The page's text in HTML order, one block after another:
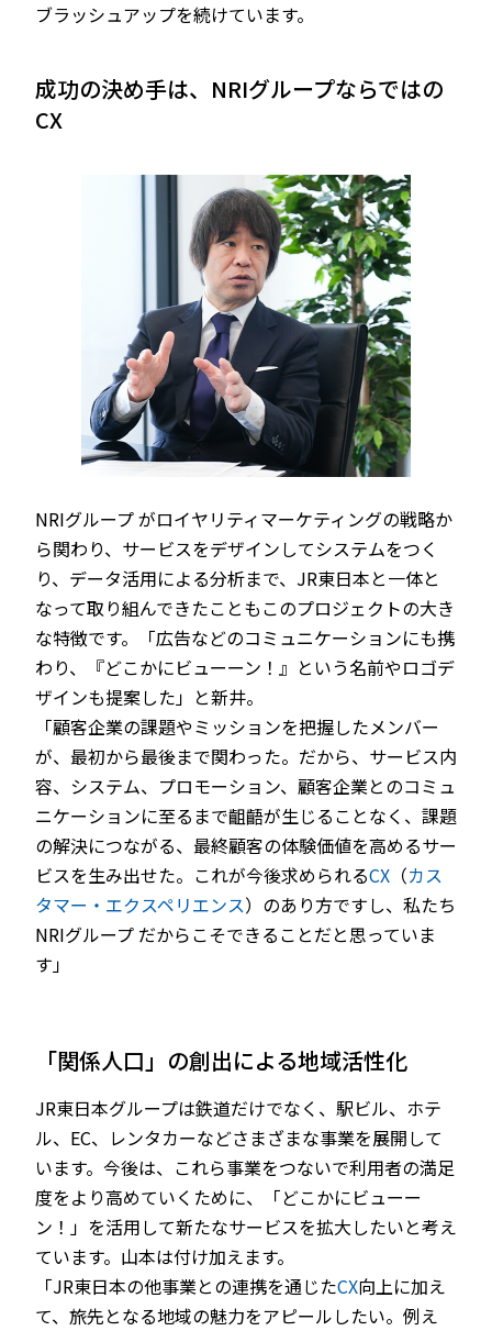
ブラッシュアップを続けています。
成功の決め手は、NRIグループならではの
CX
NRIグループ がロイヤリティマーケティングの戦略か
ら関わり、サービスをデザインしてシステムをつく
り、データ活用による分析まで、JR東日本と一体と
なって取り組んできたこともこのプロジェクトの大き
な特徴です。「広告などのコミュニケーションにも携
わり、『どこかにビューーン！』という名前やロゴデ
ザインも提案した」と新井。
「顧客企業の課題やミッションを把握したメンバー
が、最初から最後まで関わった。だから、サービス内
容、システム、プロモーション、顧客企業とのコミュ
ニケーションに至るまで齟齬が生じることなく、課題
の解決につながる、最終顧客の体験価値を高めるサー
ビスを生み出せた。これが今後求められるCX （カス
タマー・エクスペリエンス）のあり方ですし、私たち
NRIグループ だからこそできることだと思っていま
す」
「関係人口」の創出による地域活性化
JR東日本グループは鉄道だけでなく、駅ビル、ホテ
ル、EC、レンタカーなどさまざまな事業を展開して
います。今後は、これら事業をつないで利用者の満足
度をより高めていくために、「どこかにビューー
ン！」を活用して新たなサービスを拡大したいと考え
ています。山本は付け加えます。
「JR東日本の他事業との連携を通じたCX向上に加え
て、旅先となる地域の魅力をアピールしたい。例え